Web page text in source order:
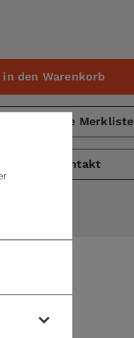
in den Warenkorb
auf die Merkliste
Kontakt